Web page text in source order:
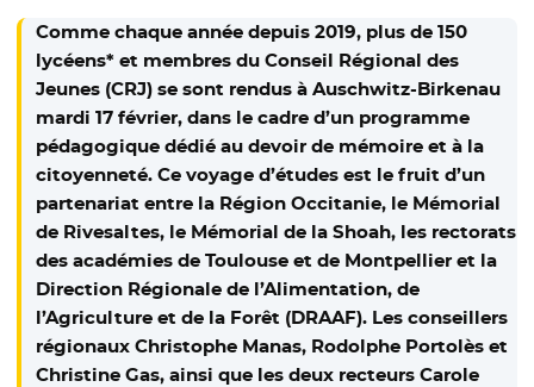
Comme chaque année depuis 2019, plus de 150
lycéens* et membres du Conseil Régional des
Jeunes (CRJ) se sont rendus à Auschwitz-Birkenau
mardi 17 février, dans le cadre d’un programme
pédagogique dédié au devoir de mémoire et à la
citoyenneté. Ce voyage d’études est le fruit d’un
partenariat entre la Région Occitanie, le Mémorial
de Rivesaltes, le Mémorial de la Shoah, les rectorats
des académies de Toulouse et de Montpellier et la
Direction Régionale de l’Alimentation, de
l’Agriculture et de la Forêt (DRAAF). Les conseillers
régionaux Christophe Manas, Rodolphe Portolès et
Christine Gas, ainsi que les deux recteurs Carole